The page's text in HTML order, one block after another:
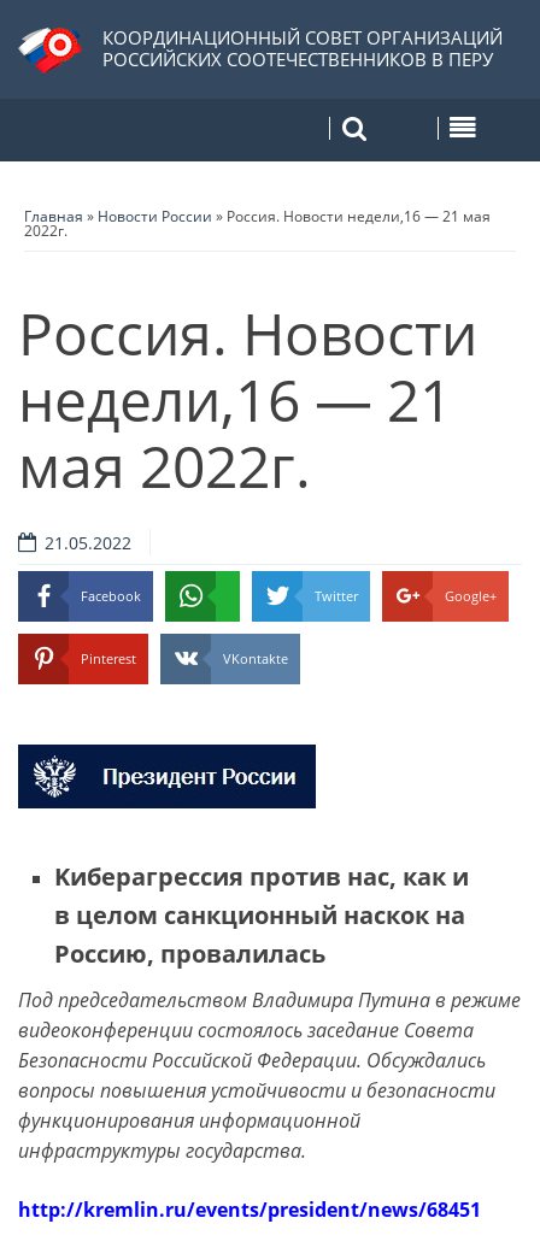
КООРДИНАЦИОННЫЙ СОВЕТ ОРГАНИЗАЦИЙ
РОССИЙСКИХ СООТЕЧЕСТВЕННИКОВ В ПЕРУ
Главная » Новости России » Россия. Новости недели,16 — 21 мая
2022г.
Россия. Новости
недели,16 — 21
мая 2022г.
21.05.2022
Facebook Twitter Google+
Pinterest VKontakte
Kиберагрессия против нас, как и
в целом санкционный наскок на
Россию, провалилась
Под председательством Владимира Путина в режиме
видеоконференции состоялось заседание Совета
Безопасности Российской Федерации. Обсуждались
вопросы повышения устойчивости и безопасности
функционирования информационной
инфраструктуры государства.
http://kremlin.ru/events/president/news/68451